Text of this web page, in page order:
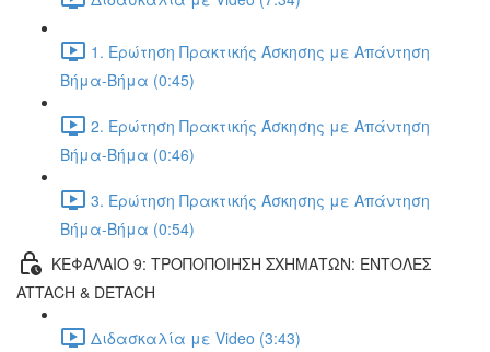
1. Ερώτηση Πρακτικής Άσκησης με Απάντηση
Βήμα-Βήμα (0:45)
2. Ερώτηση Πρακτικής Άσκησης με Απάντηση
Βήμα-Βήμα (0:46)
3. Ερώτηση Πρακτικής Άσκησης με Απάντηση
Βήμα-Βήμα (0:54)
ΚΕΦΑΛΑΙΟ 9: ΤΡΟΠΟΠΟΙΗΣΗ ΣΧΗΜΑΤΩΝ: ΕΝΤΟΛΕΣ
ATTACH & DETACH
Διδασκαλία με Video (3:43)